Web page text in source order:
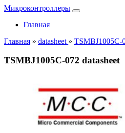
Микроконтроллеры
Главная
Главная » datasheet » TSMBJ1005C-
TSMBJ1005C-072 datasheet